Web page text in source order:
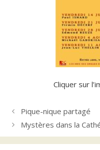
Cliquer sur
Pique-nique partagé
Mystères dans la